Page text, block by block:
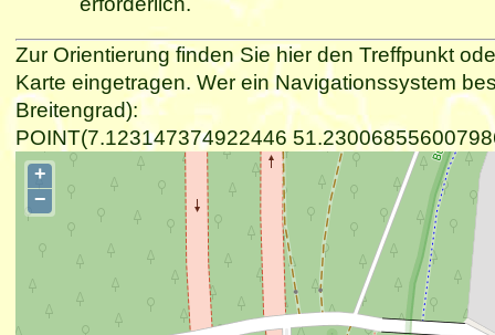
Zur Orientierung finden Sie hier den Treffpunkt
Karte eingetragen. Wer ein Navigationssystem
Breitengrad):
POINT(7.123147374922446
+
−